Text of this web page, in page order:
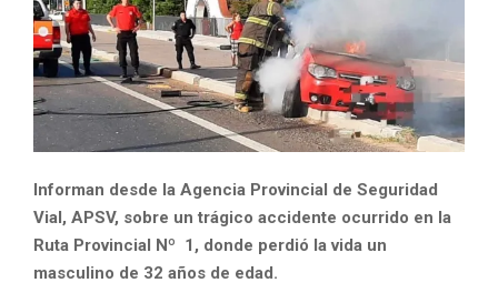
Informan desde la Agencia Provincial de Seguridad
Vial, APSV, sobre un trágico accidente ocurrido en la
Ruta Provincial Nº 1, donde perdió la vida un
masculino de 32 años de edad.